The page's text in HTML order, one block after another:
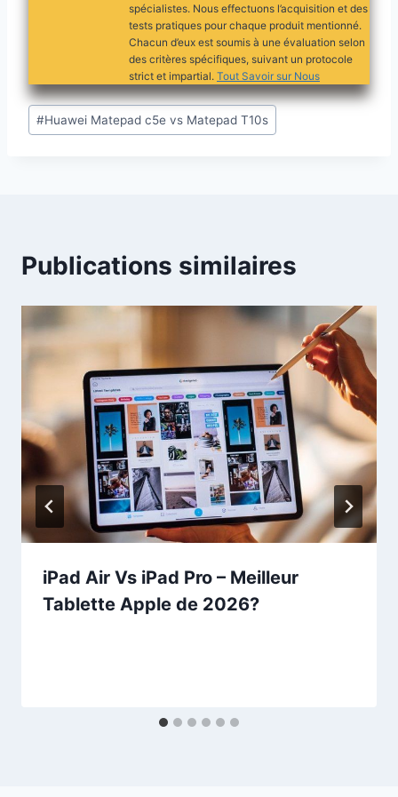
spécialistes. Nous effectuons l’acquisition et des
tests pratiques pour chaque produit mentionné.
Chacun d’eux est soumis à une évaluation selon
des critères spécifiques, suivant un protocole
strict et impartial. Tout Savoir sur Nous
Étiquettes
de
#Huawei Matepad c5e vs Matepad T10s
Publications similaires
iPad Air Vs iPad Pro – Meilleur
Tablette Apple de 2026?